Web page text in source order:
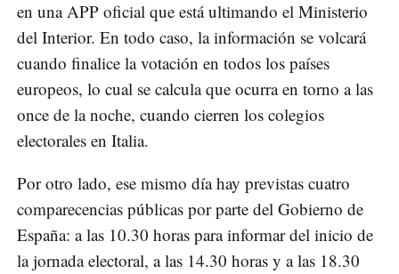
en una APP oficial que está ultimando el Ministerio
del Interior. En todo caso, la información se volcará
cuando finalice la votación en todos los países
europeos, lo cual se calcula que ocurra en torno a las
once de la noche, cuando cierren los colegios
electorales en Italia.
Por otro lado, ese mismo día hay previstas cuatro
comparecencias públicas por parte del Gobierno de
España: a las 10.30 horas para informar del inicio de
la jornada electoral, a las 14.30 horas y a las 18.30